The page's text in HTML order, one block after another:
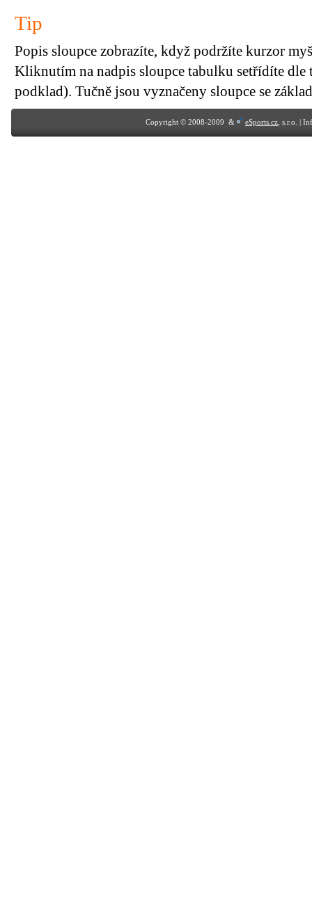
Tip
Popis sloupce zobrazíte, když podržíte kurzor
Kliknutím na nadpis sloupce tabulku setřídíte dle
podklad). Tučně jsou vyznačeny sloupce se
Copyright © 2008-2009 & eSports.cz , s.r.o. |